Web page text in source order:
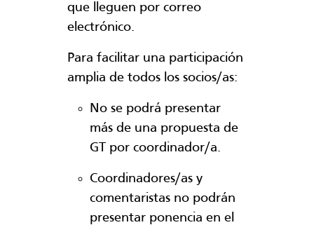
que lleguen por correo
electrónico.
Para facilitar una participación
amplia de todos los socios/as:
No se podrá presentar
más de una propuesta de
GT por coordinador/a.
Coordinadores/as y
comentaristas no podrán
presentar ponencia en el